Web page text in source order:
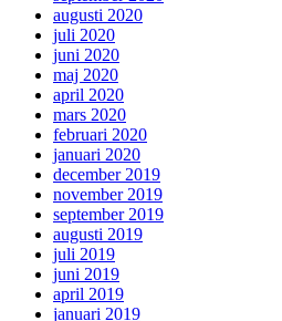
augusti 2020
juli 2020
juni 2020
maj 2020
april 2020
mars 2020
februari 2020
januari 2020
december 2019
november 2019
september 2019
augusti 2019
juli 2019
juni 2019
april 2019
januari 2019